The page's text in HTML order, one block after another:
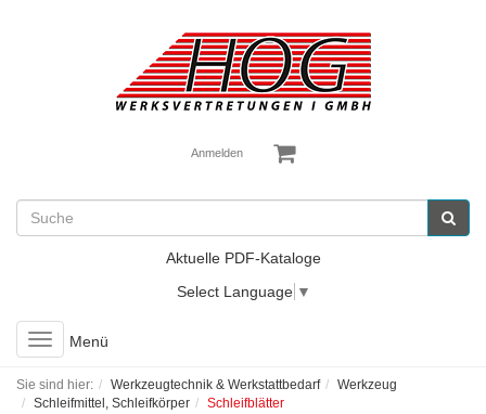
Anmelden
Aktuelle PDF-Kataloge
Select Language ▼
Toggle
navigation
Menü
Sie sind hier: Werkzeugtechnik & Werkstattbedarf
Werkzeug
Schleifmittel, Schleifkörper
Schleifblätter